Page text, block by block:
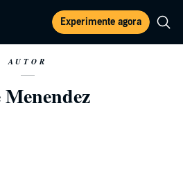
Experimente agora
AUTOR